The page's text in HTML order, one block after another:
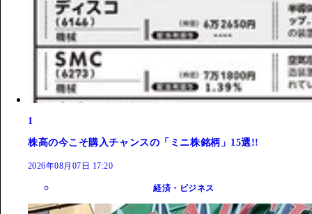
1
株高の今こそ購入チャンスの「ミニ株銘柄」15選!!
2026年08月07日 17:20
経済・ビジネス